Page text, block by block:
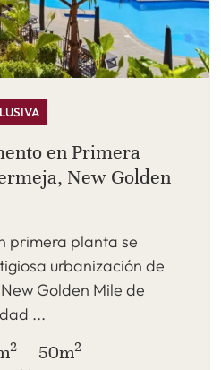
en Primera
New Golden
primera planta se
urbanización de
Golden Mile de
...
2 50m2